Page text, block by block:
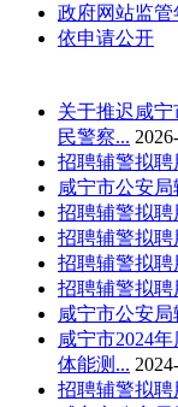
政府网站监管
依申请公开
关于推迟咸宁
民警察...
招聘辅警拟
咸宁市公安
招聘辅警拟聘
招聘辅警拟聘
招聘辅警拟聘
招聘辅警拟
咸宁市公安
咸宁市2024
体能测...
招聘辅警拟